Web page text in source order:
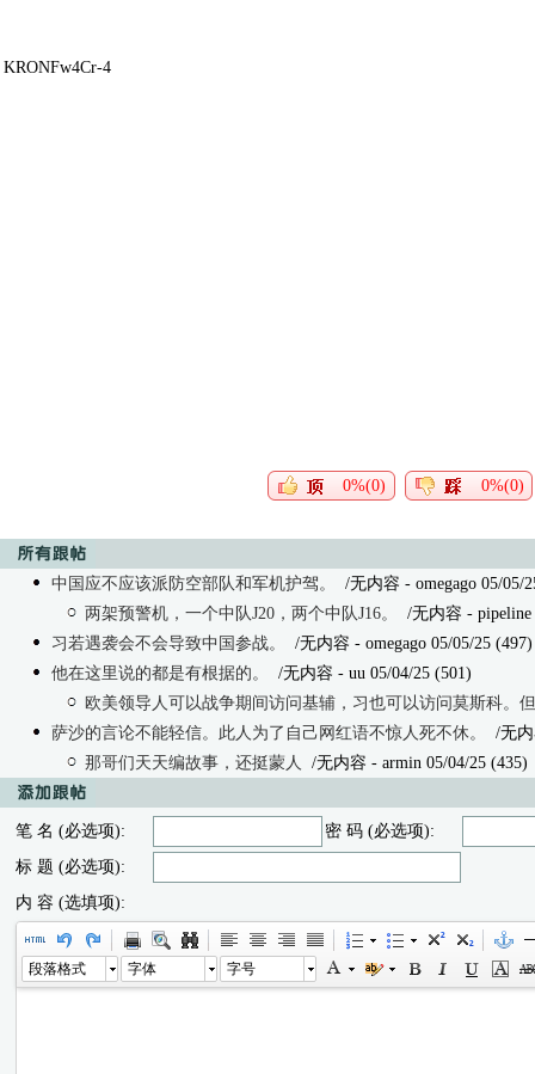
KRONFw4Cr-4
0%(0) 0%(0)
中国应不应该派防空部队和军机护驾。 /无内容 - omegago 05/05/
两架预警机，一个中队J20，两个中队J16。
/无内容 - pipeline
习若遇袭会不会导致中国参战。
/无内容 - omegago 05/05/25 (497)
他在这里说的都是有根据的。
/无内容 - uu 05/04/25 (501)
欧美领导人可以战争期间访问基辅，习也可以访问莫斯科。
萨沙的言论不能轻信。此人为了自己网红语不惊人死不休。
/无
那哥们天天编故事，还挺蒙人
/无内容 - armin 05/04/25 (435)
笔 名 (必选项):
密 码 (必选项):
标 题 (必选项):
内 容 (选填项):
段落格式 字体 字号